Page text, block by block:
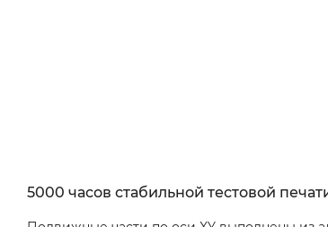
5000 часов стабильной тестовой